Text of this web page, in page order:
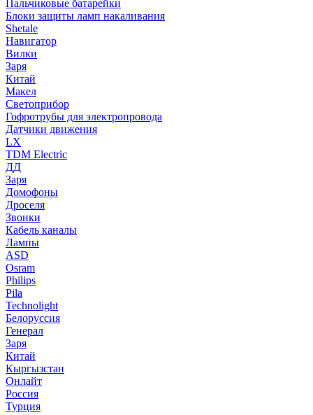
Пальчиковые батарейки
Блоки защиты ламп накаливания
Shetale
Навигатор
Вилки
Заря
Китай
Макел
Светоприбор
Гофротрубы для электропровода
Датчики движения
LX
TDM Electric
ДД
Заря
Домофоны
Дроселя
Звонки
Кабель каналы
Лампы
ASD
Osram
Philips
Pila
Technolight
Белоруссия
Генерал
Заря
Китай
Кыргызстан
Онлайт
Россия
Турция